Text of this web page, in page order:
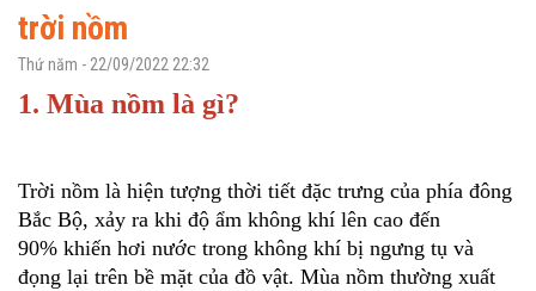
trời nồm
Thứ năm - 22/09/2022 22:32
1. Mùa nồm là gì?
Trời nồm là hiện tượng thời tiết đặc trưng của phía đông
Bắc Bộ, xảy ra khi độ ẩm không khí lên cao đến
90% khiến hơi nước trong không khí bị ngưng tụ và
đọng lại trên bề mặt của đồ vật. Mùa nồm thường xuất